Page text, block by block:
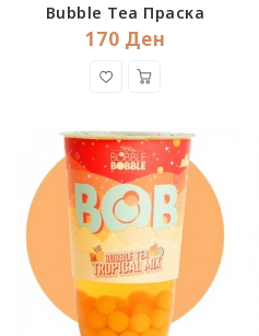
Bubble Tea Праска
170 Ден